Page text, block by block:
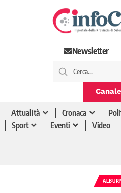
Newsletter
Attualità Cronaca
Sport
Eventi Video